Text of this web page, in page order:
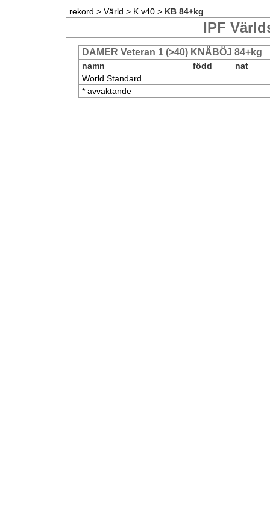
rekord > Värld > K v40 > KB 84+kg
IPF
DAMER Veteran 1 (>40) KNÄBÖJ 84+kg
namn född
nat
World Standard
* avvaktande